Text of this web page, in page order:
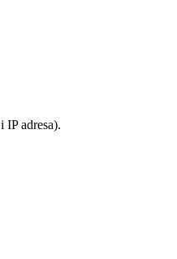
IP adresa).